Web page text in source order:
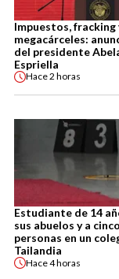
Impuestos, fracking
megacárceles:
del presidente
Espriella
Hace2 horas
Estudiante de 14
sus abuelos y a cinco
personas en un
Tailandia
Hace4 horas